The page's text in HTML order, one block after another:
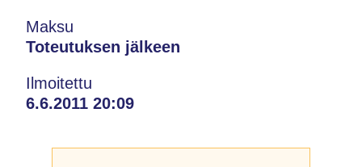
Maksu
Toteutuksen jälkeen
Ilmoitettu
6.6.2011 20:09